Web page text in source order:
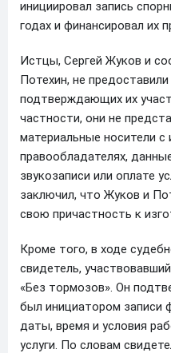
инициировал запись
годах и финансировал их
Истцы, Сергей Жуков и
Потехин, не
подтверждающих их
частности, они не
материальные носители
правообладателях,
звукозаписи или оплате
заключил, что Жуков и
свою причастность к
Кроме того, в ходе
свидетель,
«Без тормозов». Он
был инициатором записи
даты, время и условия
услуги. По словам